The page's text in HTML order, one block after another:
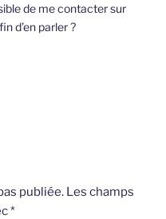
de me contacter sur
d’en parler ?
publiée. Les champs
*